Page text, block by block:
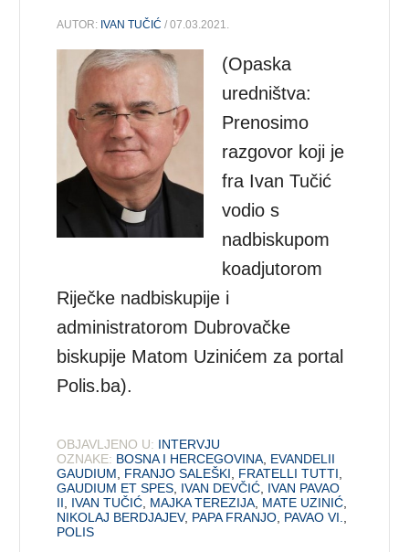
AUTOR: IVAN TUČIĆ / 07.03.2021.
(Opaska
uredništva:
Prenosimo
razgovor koji je
fra Ivan Tučić
vodio s
nadbiskupom
koadjutorom
Riječke nadbiskupije i
administratorom Dubrovačke
biskupije Matom Uzinićem za portal
Polis.ba).
OBJAVLJENO U: INTERVJU
OZNAKE: BOSNA I HERCEGOVINA EVANDELII
GAUDIUM
FRANJO SALEŠKI FRATELLI TUTTI
GAUDIUM ET SPES IVAN DEVČIĆ IVAN PAVAO
II
IVAN TUČIĆ MAJKA TEREZIJA MATE UZINIĆ
NIKOLAJ BERDJAJEV, PAPA FRANJO PAVAO VI.
POLIS